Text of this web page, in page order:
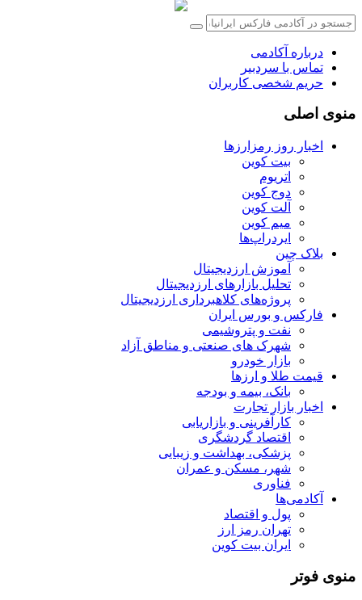
درباره آکادمی
تماس با سردبیر
حریم شخصی کاربران
منوی اصلی
اخبار روز رمزارزها
بیت کوین
اتریوم
دوج کوین
آلت کوین
میم کوین‌
ایردراپ‌ها
بلاک چین
آموزش ارزدیجیتال
تحلیل بازارهای ارزدیجیتال
پروژه‌های کلاهبرداری ارزدیجیتال
فارکس و بورس ایران
نفت و پتروشیمی
شهرک های صنعتی و مناطق آزاد
بازار خودرو
قیمت طلا و ارزها
بانک، بیمه و بودجه
اخبار بازار تجارت
کارآفرینی و بازاریابی
اقتصاد گردشگری
پزشکی، بهداشت و زیبایی
شهر، مسکن و عمران
فناوری
آکادمی‌ها
پول و اقتصاد
تهران رمز ارز
ایران بیت کوین
منوی فوتر